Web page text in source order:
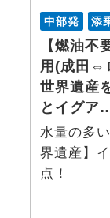
中部発 添
【燃油不
用(成田⇔
世界遺産
とイグア
水量の多
界遺産】
点！